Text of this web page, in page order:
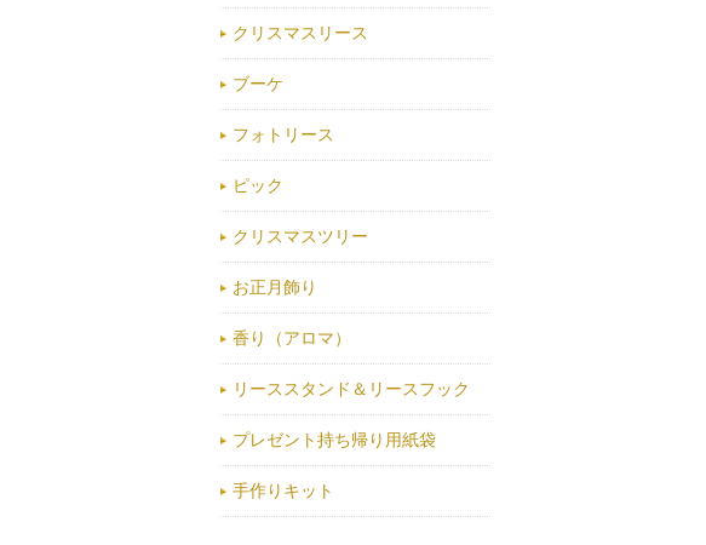
クリスマスリース
ブーケ
フォトリース
ピック
クリスマスツリー
お正月飾り
香り（アロマ）
リーススタンド＆リースフック
プレゼント持ち帰り用紙袋
手作りキット